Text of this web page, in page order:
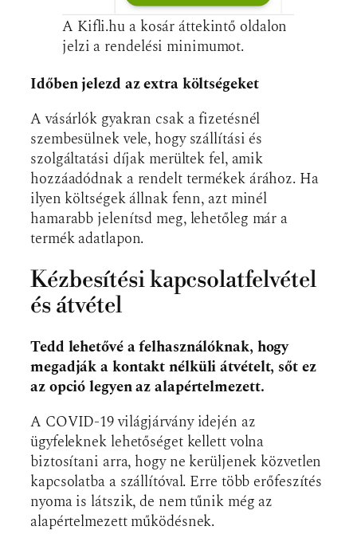
A Kifli.hu a kosár áttekintő oldalon
jelzi a rendelési minimumot.
Időben jelezd az extra költségeket
A vásárlók gyakran csak a fizetésnél
szembesülnek vele, hogy szállítási és
szolgáltatási díjak merültek fel, amik
hozzáadódnak a rendelt termékek árához. Ha
ilyen költségek állnak fenn, azt minél
hamarabb jelenítsd meg, lehetőleg már a
termék adatlapon.
Kézbesítési kapcsolatfelvétel
és átvétel
Tedd lehetővé a felhasználóknak, hogy
megadják a kontakt nélküli átvételt, sőt ez
az opció legyen az alapértelmezett.
A COVID-19 világjárvány idején az
ügyfeleknek lehetőséget kellett volna
biztosítani arra, hogy ne kerüljenek közvetlen
kapcsolatba a szállítóval. Erre több erőfeszítés
nyoma is látszik, de nem tűnik még az
alapértelmezett működésnek.